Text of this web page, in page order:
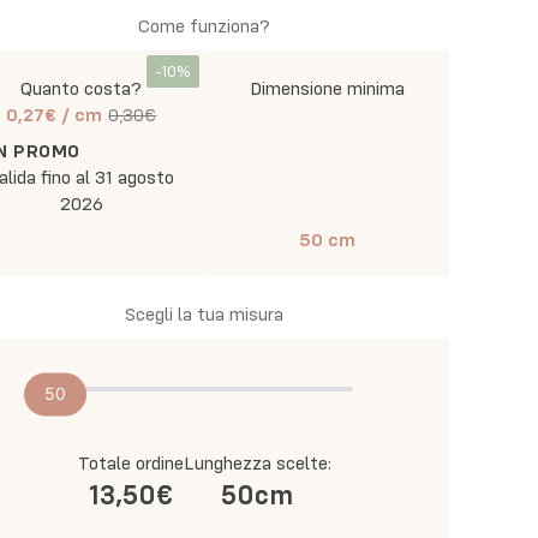
Come funziona?
Quanto costa?
0,27€ / cm 0,30€
-10%
PROMO
fino al31 agosto
2026
Dimensione minima
50 cm
Scegli la tua misura
50
Totale ordine
13,50€
Lunghezza scelte:
50cm